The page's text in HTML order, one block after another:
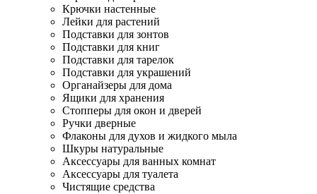
Крючки настенные
Лейки для растений
Подставки для зонтов
Подставки для книг
Подставки для тарелок
Подставки для украшений
Органайзеры для дома
Ящики для хранения
Стопперы для окон и дверей
Ручки дверные
Флаконы для духов и жидкого мыла
Шкуры натуральные
Аксессуары для ванных комнат
Аксессуары для туалета
Чистящие средства